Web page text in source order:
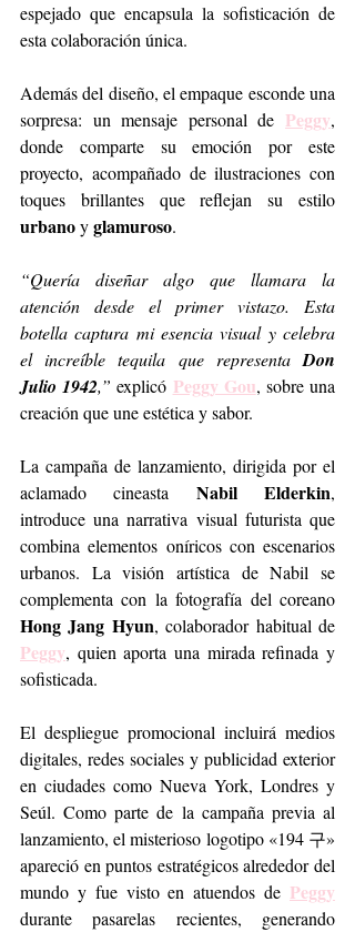
espejado que encapsula la sofisticación de
esta colaboración única.
Además del diseño, el empaque esconde una
sorpresa: un mensaje personal de Peggy,
donde comparte su emoción por este
proyecto, acompañado de ilustraciones con
urbano y glamuroso.
“Quería diseñar algo que llamara la
atención desde el primer vistazo. Esta
botella captura mi esencia visual y celebra
el increíble tequila que representa Don
Julio 1942,” explicó Peggy Gou, sobre una
creación que une estética y sabor.
La campaña de lanzamiento, dirigida por el
aclamado cineasta Nabil Elderkin,
introduce una narrativa visual futurista que
combina elementos oníricos con escenarios
urbanos. La visión artística de Nabil se
Hong Jang Hyun
Peggy, quien aporta una mirada refinada y
sofisticada.
El despliegue promocional incluirá medios
digitales, redes sociales y publicidad exterior
en ciudades como Nueva York, Londres y
Seúl. Como parte de la campaña previa al
lanzamiento, el misterioso logotipo «194 구»
apareció en puntos estratégicos alrededor del
mundo y fue visto en atuendos de Peggy
durante pasarelas recientes, generando